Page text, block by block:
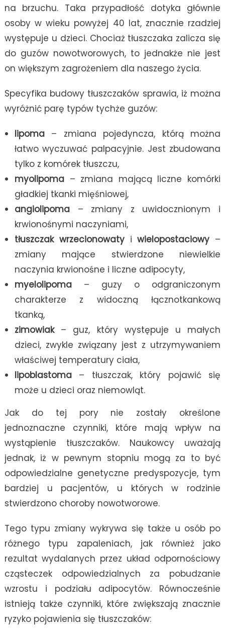
na brzuchu. Taka przypadłość dotyka głównie
osoby w wieku powyżej 40 lat, znacznie rzadziej
występuje u dzieci. Chociaż tłuszczaka zalicza się
do guzów nowotworowych, to jednakże nie jest
on większym zagrożeniem dla naszego życia.
Specyfika budowy tłuszczaków sprawia, iż można
wyróżnić parę typów tychże guzów:
lipoma – zmiana pojedyncza, którą można
łatwo wyczuwać palpacyjnie. Jest zbudowana
tylko z komórek tłuszczu,
myolipoma – zmiana mającą liczne komórki
gładkiej tkanki mięśniowej,
angiolipoma – zmiany z uwidocznionym i
krwionośnymi naczyniami,
tłuszczak wrzecionowaty iwielopostaciowy –
zmiany mające stwierdzone niewielkie
naczynia krwionośne i liczne adipocyty,
myelolipoma – guzy o odgraniczonym
charakterze z widoczną łącznotkankową
tkanką,
zimowiak – guz, który występuje u małych
dzieci, zwykle związany jest z utrzymywaniem
właściwej temperatury ciała,
lipoblastoma – tłuszczak, który pojawić się
może u dzieci oraz niemowląt.
Jak do tej pory nie zostały określone
jednoznaczne czynniki, które mają wpływ na
wystąpienie tłuszczaków. Naukowcy uważają
jednak, iż w pewnym stopniu mogą za to być
odpowiedzialne genetyczne predyspozycje, tym
bardziej u pacjentów, u których w rodzinie
stwierdzono choroby nowotworowe.
Tego typu zmiany wykrywa się także u osób po
różnego typu zapaleniach, jak również jako
rezultat wydalanych przez układ odpornościowy
cząsteczek odpowiedzialnych za pobudzanie
wzrostu i podziału adipocytów. Równocześnie
istnieją także czynniki, które zwiększają znacznie
ryzyko pojawienia się tłuszczaków: